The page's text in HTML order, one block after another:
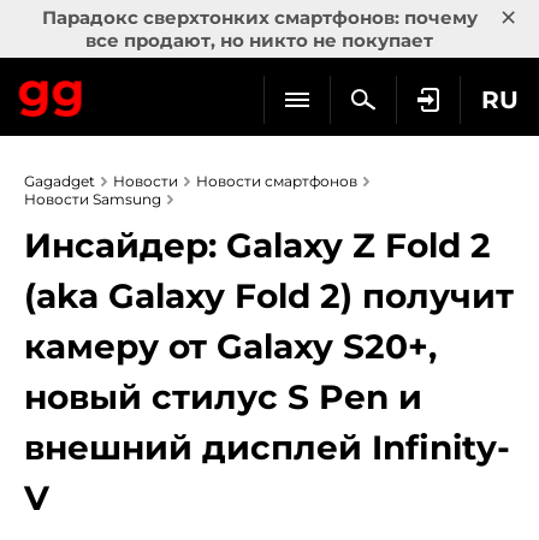
Парадокс сверхтонких смартфонов: почему
все продают, но никто не покупает
×
RU
Gagadget Новости
Новости смартфонов
Новости Samsung
Инсайдер: Galaxy Z Fold 2
(aka Galaxy Fold 2) получит
камеру от Galaxy S20+,
новый стилус S Pen и
внешний дисплей Infinity-
V